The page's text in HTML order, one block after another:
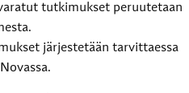
tutkimukset peruutetaan
järjestetään tarvittaessa